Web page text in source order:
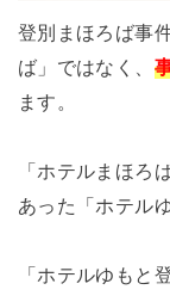
登別まほろば事
ば」ではなく、
ます。
「ホテルまほろ
あった「ホテル
「ホテルゆもと